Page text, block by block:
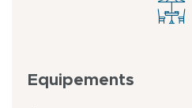
Equipements